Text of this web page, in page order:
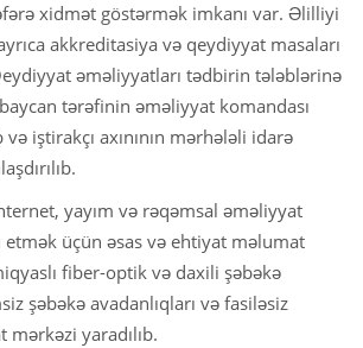
xidmət göstərmək imkanı var. Əlilliyi
akkreditasiya və qeydiyyat masaları
əməliyyatları tədbirin tələblərinə
tərəfinin əməliyyat komandası
iştirakçı axınının mərhələli idarə
yayım və rəqəmsal əməliyyat
etmək üçün əsas və ehtiyat məlumat
fiber-optik və daxili şəbəkə
şəbəkə avadanlıqları və fasiləsiz
mərkəzi yaradılıb.